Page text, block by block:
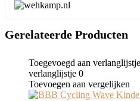
Gerelateerde Producten
Toegevoegd aan verlanglijstje
verlanglijstje 0
Toevoegen aan vergelijken